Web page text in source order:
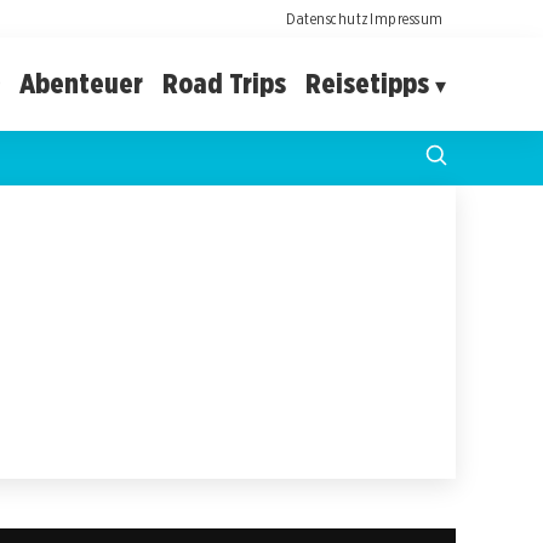
DatenschutzImpressum
Abenteuer Road Trips Reisetipps